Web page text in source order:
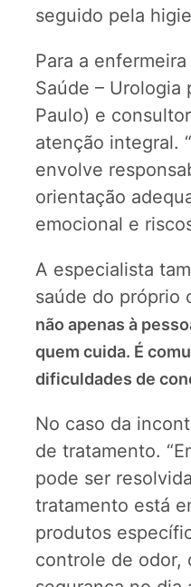
seguido pela
Para a
Saúde – Urologia
Paulo) e
atenção integral.
envolve
orientação
emocional e
A especialista
saúde do próprio
não apenas à
quem cuida. É
dificuldades de
No caso da
de tratamento.
pode ser
tratamento está
produtos
controle de odor,